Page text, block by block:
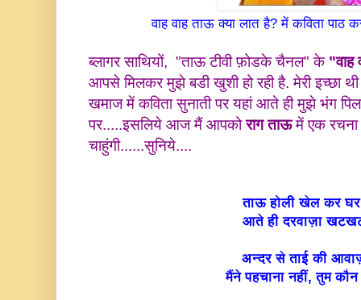
वाह वाह ताऊ क्या लात है? में कविता पाठ
ब्लागर साथियों, "ताऊ टीवी फ़ोडके चैनल" के "वाह
आपसे मिलकर मुझे बडी खुशी हो रही है. मेरी इच्छा
खमाज में कविता सुनाती पर यहांआते ही मुझे भंग
पर.....इसलिये आज मैं आपकोराग ताऊमें एक
चाहुंगी......सुनिये....
ताऊ होली खेल कर
आते ही दरवाज़ा
अन्दर से ताई की
मैंने पहचाना नहीं, तुम